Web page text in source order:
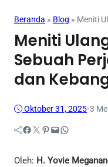
Beranda » Blog » Meniti
Meniti
Sebuah
dan
Oktober 31, 2025•3
Facebook Twitter Pinterest Mail WhatsApp
Oleh: H. Yovie